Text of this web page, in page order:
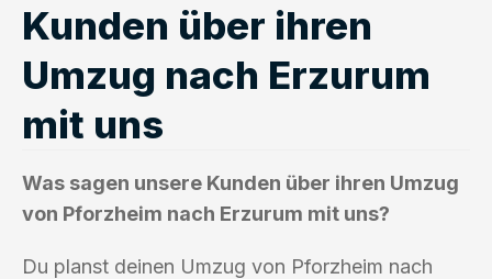
Kunden über ihren
Umzug nach Erzurum
mit uns
Was sagen unsere Kunden über ihren Umzug
von Pforzheim nach Erzurum mit uns?
Du planst deinen Umzug von Pforzheim nach